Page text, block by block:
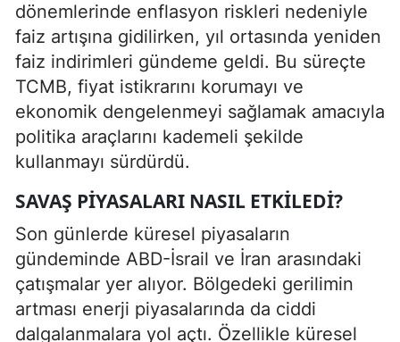
dönemlerinde enflasyon riskleri nedeniyle
faiz artışına gidilirken, yıl ortasında yeniden
faiz indirimleri gündeme geldi. Bu süreçte
TCMB, fiyat istikrarını korumayı ve
ekonomik dengelenmeyi sağlamak amacıyla
politika araçlarını kademeli şekilde
kullanmayı sürdürdü.
SAVAŞ PIYASALARI NASIL ETKILEDI?
Son günlerde küresel piyasaların
gündeminde ABD-İsrail ve İran arasındaki
çatışmalar yer alıyor. Bölgedeki gerilimin
artması enerji piyasalarında da ciddi
dalgalanmalara yol açtı. Özellikle küresel